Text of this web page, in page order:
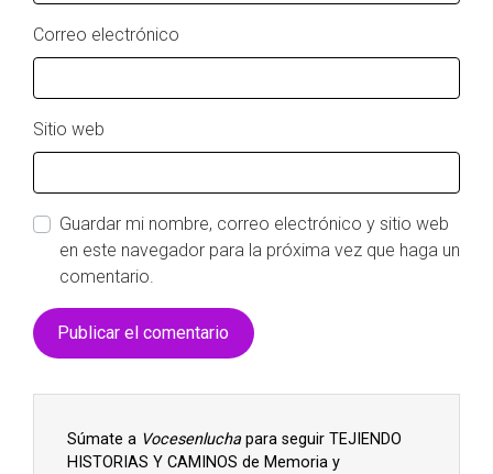
Correo electrónico
Sitio web
Guardar mi nombre, correo electrónico y sitio web
en este navegador para la próxima vez que haga un
comentario.
Súmate a Vocesenluchapara seguir TEJIENDO
HISTORIAS Y CAMINOS de Memoria y